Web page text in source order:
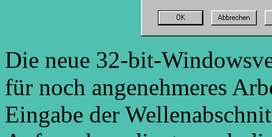
Die neue 32-bit-
für noch angenehmeres
Eingabe der